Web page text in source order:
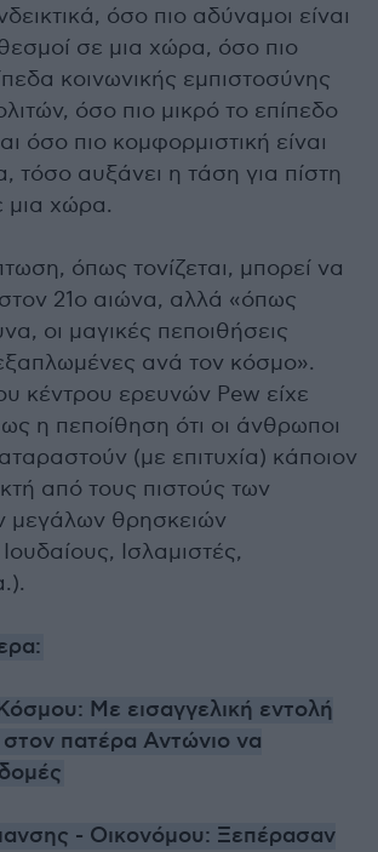
όσο πιο αδύναμοι είναι
σε μια χώρα, όσο πιο
κοινωνικής εμπιστοσύνης
όσο πιο μικρό το επίπεδο
όσο πιο κομφορμιστική είναι
τόσο αυξάνει η τάση για πίστη
μια χώρα.
όπως τονίζεται, μπορεί να
21ο αιώνα, αλλά «όπως
οι μαγικές πεποιθήσεις
ανά τον κόσμο».
κέντρου ερευνών Pew είχε
η πεποίθηση ότι οι άνθρωποι
(με επιτυχία) κάποιον
από τους πιστούς των
μεγάλων θρησκειών
Ισλαμιστές,
Με εισαγγελική εντολή
πατέρα Αντώνιο να
- Οικονόμου: Ξεπέρασαν